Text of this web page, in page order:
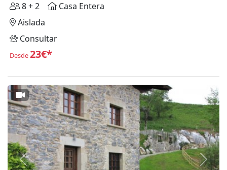
8 + 2
Casa Entera
Aislada
Consultar
Desde23€*
Anterior